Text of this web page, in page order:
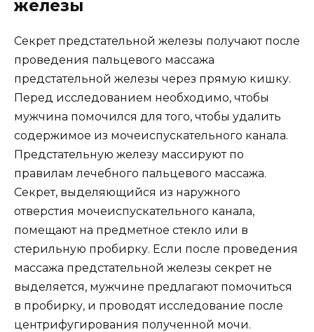
железы
Секрет предстательной железы получают после
проведения пальцевого массажа
предстательной железы через прямую кишку.
Перед исследованием необходимо, чтобы
мужчина помочился для того, чтобы удалить
содержимое из мочеиспускательного канала.
Предстательную железу массируют по
правилам лечебного пальцевого массажа.
Секрет, выделяющийся из наружного
отверстия мочеиспускательного канала,
помещают на предметное стекло или в
стерильную пробирку. Если после проведения
массажа предстательной железы секрет не
выделяется, мужчине предлагают помочиться
в пробирку, и проводят исследование после
центрифугирования полученной мочи.